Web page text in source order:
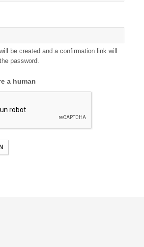
be created and a confirmation link will
password.
a human